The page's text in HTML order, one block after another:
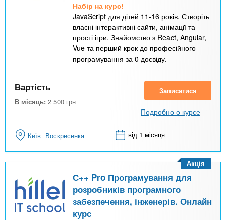
Набір на курс!
JavaScript для дітей 11-16 років. Створіть
власні інтерактивні сайти, анімації та
прості ігри. Знайомство з React, Angular,
Vue та перший крок до професійного
програмування за 0 досвіду.
Вартість
В місяць: 2 500 грн
Записатися
Подробно о курсе
Київ Воскресенка від 1 місяця
С++ Pro Програмування для
розробників програмного
забезпечення, інженерів. Онлайн
курс
Акція